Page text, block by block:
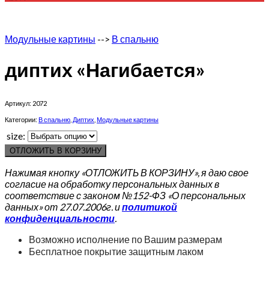
Модульные картины --> В спальню
диптих «Нагибается»
Артикул: 2072
Категории: В спальню Диптих Модульные картины
size:
ОТЛОЖИТЬ В КОРЗИНУ
Нажимая кнопку «ОТЛОЖИТЬ В КОРЗИНУ», я даю свое
согласие на обработку персональных данных в
соответствие с законом №152-ФЗ «О персональных
данных» от 27.07.2006г. иполитикой
конфиденциальности.
Возможно исполнение по Вашим размерам
Бесплатное покрытие защитным лаком